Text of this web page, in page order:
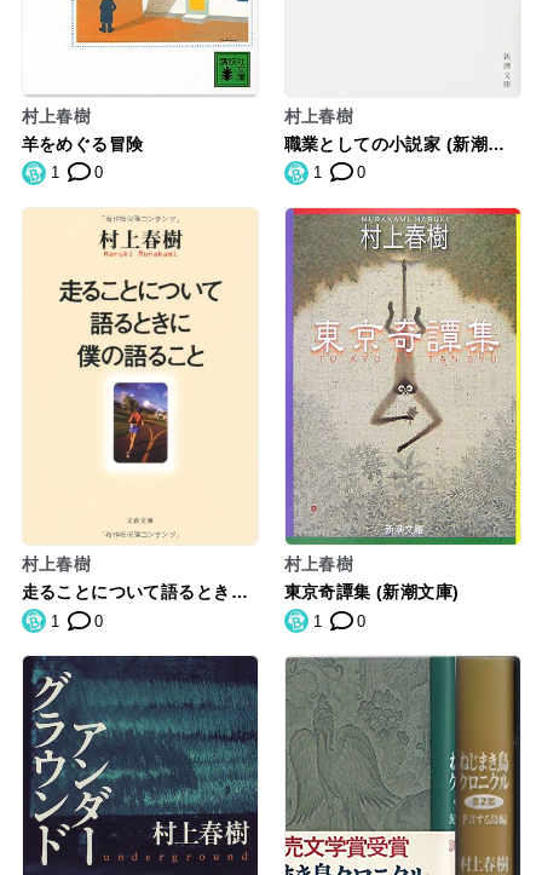
村上春樹
羊をめぐる冒険
1 0
村上春樹
職業としての小説家 (新潮文
庫) 1 0
村上春樹
走ることについて語るときに
僕の語ること (文春文庫)
1 0
村上春樹
東京奇譚集 (新潮文庫)
1 0